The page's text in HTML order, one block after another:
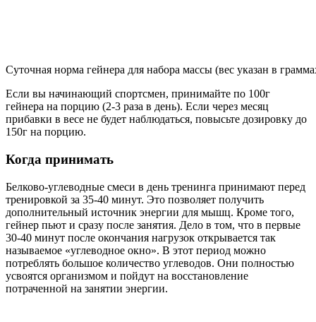
Суточная норма гейнера для набора массы (вес указан в
Если вы начинающий спортсмен, принимайте по 100г
гейнера на порцию (2-3 раза в день). Если через месяц
прибавки в весе не будет наблюдаться, повысьте дозировку до
150г на порцию.
Когда принимать
Белково-углеводные смеси в день тренинга принимают перед
тренировкой за 35-40 минут. Это позволяет получить
дополнительный источник энергии для мышц. Кроме того,
гейнер пьют и сразу после занятия. Дело в том, что в первые
30-40 минут после окончания нагрузок открывается так
называемое «углеводное окно». В этот период можно
потреблять большое количество углеводов. Они полностью
усвоятся организмом и пойдут на восстановление
потраченной на занятии энергии.